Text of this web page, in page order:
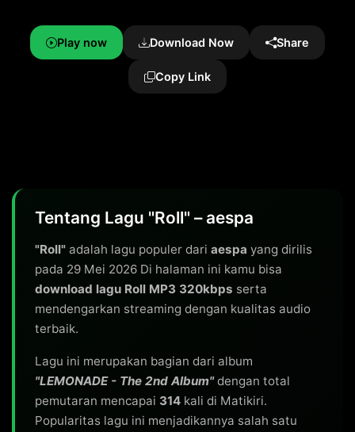
Play now Download Now Share
Copy Link
Tentang Lagu "Roll" – aespa
"Roll" adalah lagu populer dari aespa yang dirilis
pada 29 Mei 2026 Di halaman ini kamu bisa
download lagu Roll MP3 320kbps serta
mendengarkan streaming dengan kualitas audio
terbaik.
Lagu ini merupakan bagian dari album
"LEMONADE - The 2nd Album"dengan total
pemutaran mencapai 314 kali di Matikiri.
Popularitas lagu ini menjadikannya salah satu